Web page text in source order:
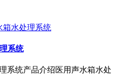
系统
系统产品介绍医用声水箱水处